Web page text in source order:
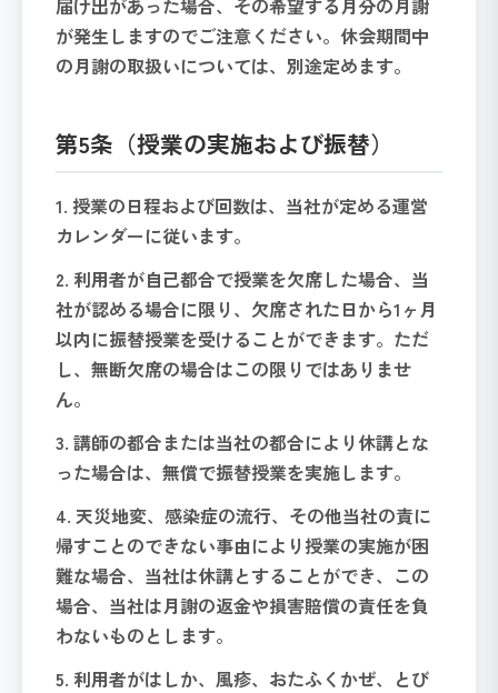
届け出があった場合、その希望する月分の月謝
が発生しますのでご注意ください。休会期間中
の月謝の取扱いについては、別途定めます。
第5条（授業の実施および振替）
1. 授業の日程および回数は、当社が定める運営
カレンダーに従います。
2. 利用者が自己都合で授業を欠席した場合、当
社が認める場合に限り、欠席された日から1ヶ月
以内に振替授業を受けることができます。ただ
し、無断欠席の場合はこの限りではありませ
ん。
3. 講師の都合または当社の都合により休講とな
った場合は、無償で振替授業を実施します。
4. 天災地変、感染症の流行、その他当社の責に
帰すことのできない事由により授業の実施が困
難な場合、当社は休講とすることができ、この
場合、当社は月謝の返金や損害賠償の責任を負
わないものとします。
5. 利用者がはしか、風疹、おたふくかぜ、とび